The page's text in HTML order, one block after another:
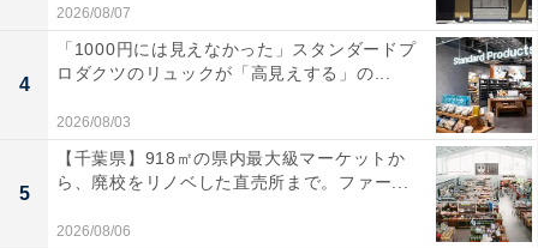
宿泊可否
宿泊：不可（早朝5時までの営業のため、宿泊施設とし
ての機能はありません。近隣の宿泊施設をご利用くださ
2026/08/07
4
「1000円には見えなかった」スタンダードプ
ロダクツのリュックが「高見えする」の...
2026/08/03
5
【千葉県】918㎡の県内最大級マーケットか
ら、廃校をリノベした直売所まで。ファー...
2026/08/06